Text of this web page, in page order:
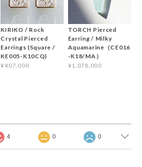
KIRIKO / Rock
Crystal Pierced
Earrings (Square /
KE005-K10CQ)
¥407,000
TORCH Pierced
Earring / Milky
Aquamarine（CE016
-K18/MA）
¥1,078,000
4 0 0